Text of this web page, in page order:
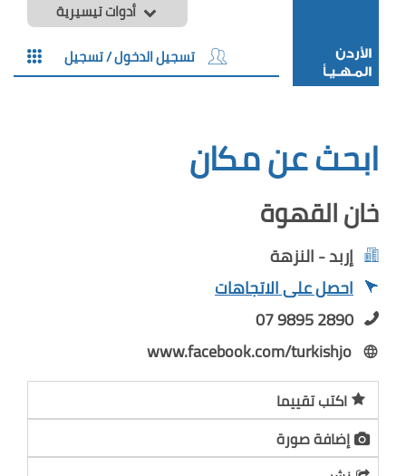
أدوات تيسيرية
تسجيل الدخول / تسجيل
ابحث عن مكان
خان القهوة
إربد - النزهة
احصل على الاتجاهات
07 9895 2890
www.facebook.com/turkishjo
اكتب تقييما
إضافة صورة